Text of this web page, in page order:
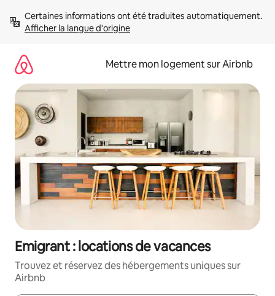
directement
Afficher la langue d'origine
Mettre mon logement sur Airbnb
Emigrant : locations de vacances
Trouvez et réservez des hébergements uniques sur
Airbnb